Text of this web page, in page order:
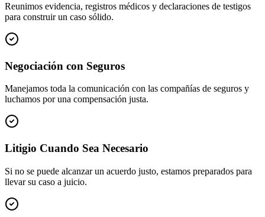
Reunimos evidencia, registros médicos y declaraciones de testigos
para construir un caso sólido.
Negociación con Seguros
Manejamos toda la comunicación con las compañías de seguros y
luchamos por una compensación justa.
Litigio Cuando Sea Necesario
Si no se puede alcanzar un acuerdo justo, estamos preparados para
llevar su caso a juicio.